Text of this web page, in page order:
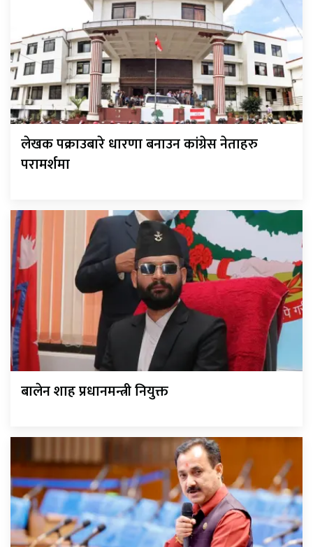
लेखक पक्राउबारे धारणा बनाउन कांग्रेस नेताहरु
परामर्शमा
बालेन शाह प्रधानमन्त्री नियुक्त